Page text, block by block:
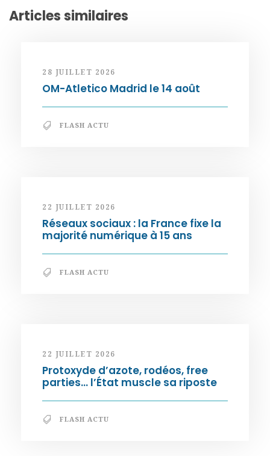
Articles similaires
28 JUILLET 2026
OM-Atletico Madrid le 14 août
FLASH ACTU
22 JUILLET 2026
Réseaux sociaux : la France fixe la
majorité numérique à 15 ans
FLASH ACTU
22 JUILLET 2026
Protoxyde d’azote, rodéos, free
parties… l’État muscle sa riposte
FLASH ACTU